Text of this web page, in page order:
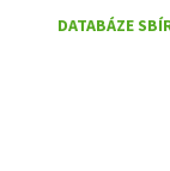
DATABÁZE